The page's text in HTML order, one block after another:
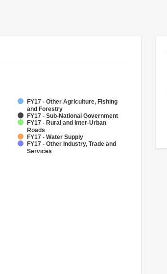
FY17 - Other Agriculture, Fishing
and Forestry
FY17 - Sub-National Government
FY17 - Rural and Inter-Urban
Roads
FY17 - Water Supply
FY17 - Other Industry, Trade and
Services